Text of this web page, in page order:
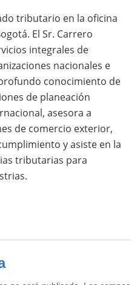
tributario en la oficina
El Sr. Carrero
integrales de
nacionales e
conocimiento de
de planeación
asesora a
de comercio exterior,
y asiste en la
tributarias para